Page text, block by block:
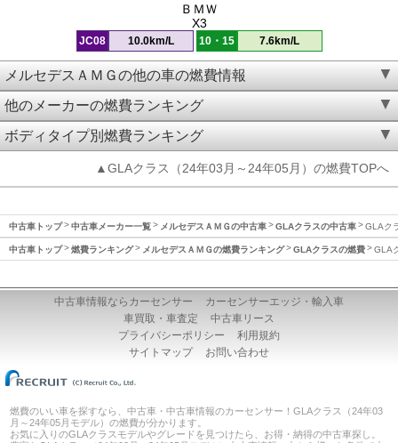
ＢＭＷ
X3
JC08 10.0km/L 10・15 7.6km/L
メルセデスＡＭＧの他の車の燃費情報
他のメーカーの燃費ランキング
ボディタイプ別燃費ランキング
▲GLAクラス（24年03月～24年05月）の燃費TOPへ
中古車トップ 中古車メーカー一覧 メルセデスＡＭＧの中古車 GLAクラスの中古車 GLAク
中古車トップ 燃費ランキング メルセデスＡＭＧの燃費ランキング GLAクラスの燃費 GLA
中古車情報ならカーセンサー
カーセンサーエッジ・輸入車
車買取・車査定
中古車リース
プライバシーポリシー
利用規約
サイトマップ
お問い合わせ
燃費のいい車を探すなら、中古車・中古車情報のカーセンサー！GLAクラス（24年03
月～24年05月モデル）の燃費が分かります。
お気に入りのGLAクラスモデルやグレードを見つけたら、お得・納得の中古車探し。